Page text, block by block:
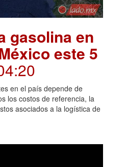
gasolina en
este 5
en el país depende de
los costos de referencia, la
asociados a la logística de